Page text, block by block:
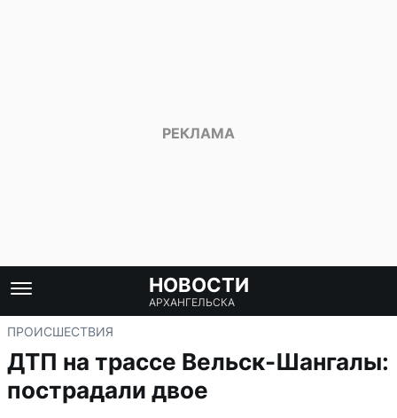
НОВОСТИ
АРХАНГЕЛЬСКА
ПРОИСШЕСТВИЯ
ДТП на трассе Вельск-Шангалы:
пострадали двое